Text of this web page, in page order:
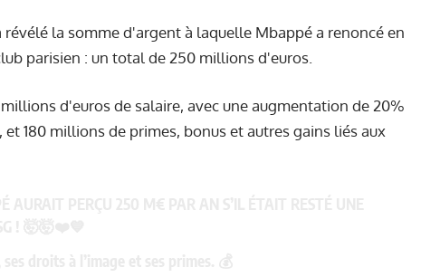
révélé la somme d'argent à laquelle Mbappé a renoncé en
parisien : un total de 250 millions d'euros.
d'euros de salaire, avec une augmentation de 20%
180 millions de primes, bonus et autres gains liés aux